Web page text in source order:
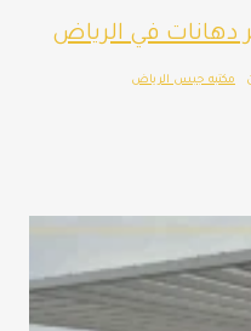
دهانات في الرياض
مكتبه جبس الرياض